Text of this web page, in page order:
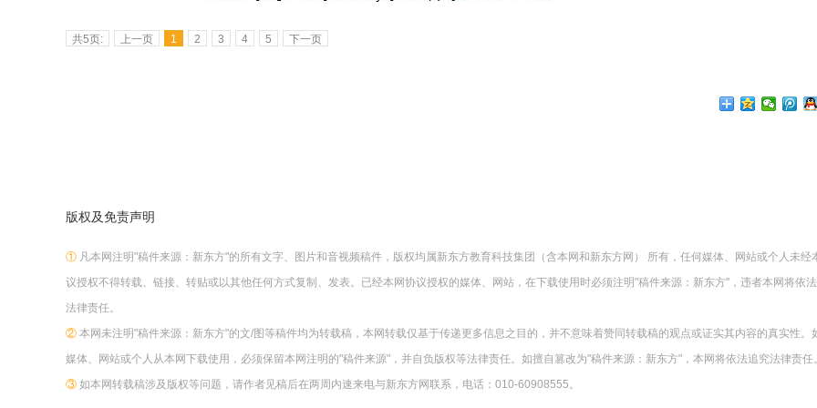
共5页: 上一页 1 2 3 4 5 下一页
版权及免责声明
① 凡本网注明"稿件来源：新东方"的所有文字、图片和音视频稿件，版权均属新东方教育科技集团（含本网和新东方网） 所有，任何媒体、网站或个人未经
议授权不得转载、链接、转贴或以其他任何方式复制、发表。已经本网协议授权的媒体、网站，在下载使用时必须注明"稿件来源：新东方"，违者本网将依
法律责任。
② 本网未注明"稿件来源：新东方"的文/图等稿件均为转载稿，本网转载仅基于传递更多信息之目的，并不意味着赞同转载稿的观点或证实其内容的真实性。
媒体、网站或个人从本网下载使用，必须保留本网注明的"稿件来源"，并自负版权等法律责任。如擅自篡改为"稿件来源：新东方"，本网将依法追究法律责任。
③ 如本网转载稿涉及版权等问题，请作者见稿后在两周内速来电与新东方网联系，电话：010-60908555。